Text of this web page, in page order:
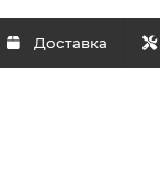
Доставка